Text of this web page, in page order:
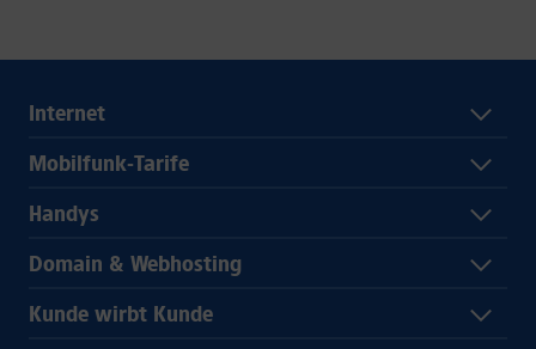
Internet
Mobilfunk-Tarife
Handys
Domain & Webhosting
Kunde wirbt Kunde